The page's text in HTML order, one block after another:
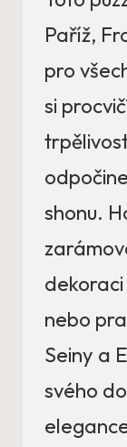
Paříž,
pro
si
shonu.
nebo
Seiny a
svého